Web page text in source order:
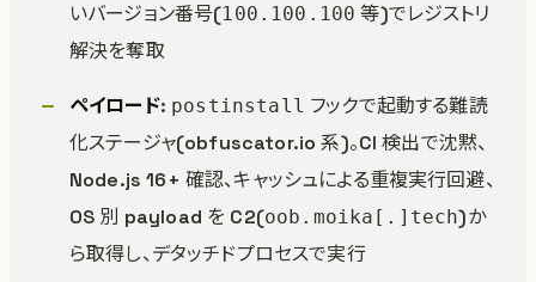
いバージョン番号(100.100.100 等)でレジストリ
解決を奪取
ペイロード: postinstall フックで起動する難読
化ステージャ(obfuscator.io 系)。CI 検出で沈黙、
Node.js 16+ 確認、キャッシュによる重複実行回避、
OS 別 payload を C2(oob.moika[.]tech)か
ら取得し、デタッチドプロセスで実行